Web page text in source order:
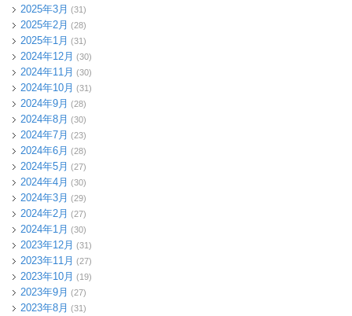
2025年3月 (31)
2025年2月 (28)
2025年1月 (31)
2024年12月 (30)
2024年11月 (30)
2024年10月 (31)
2024年9月 (28)
2024年8月 (30)
2024年7月 (23)
2024年6月 (28)
2024年5月 (27)
2024年4月 (30)
2024年3月 (29)
2024年2月 (27)
2024年1月 (30)
2023年12月 (31)
2023年11月 (27)
2023年10月 (19)
2023年9月 (27)
2023年8月 (31)